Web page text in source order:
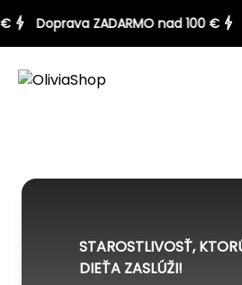
€ Doprava ZADARMO nad 100 €
STAROSTLIVOSŤ,
DIEŤA ZASLÚŽI!